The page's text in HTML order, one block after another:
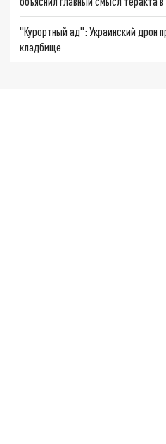
"Курортный ад": Украинский дрон
кладбище